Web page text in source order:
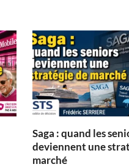
Saga : quand les
deviennent une
marché